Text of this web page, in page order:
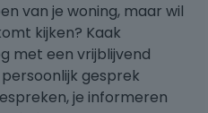
van je woning, maar wil
kijken? Kaak
met een vrijblijvend
gesprek
je informeren